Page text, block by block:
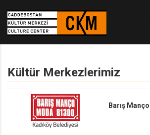
Kültür Merkezlerimiz
Barış